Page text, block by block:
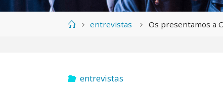
Páginaentrevistas Os presentamos a
entrevistas